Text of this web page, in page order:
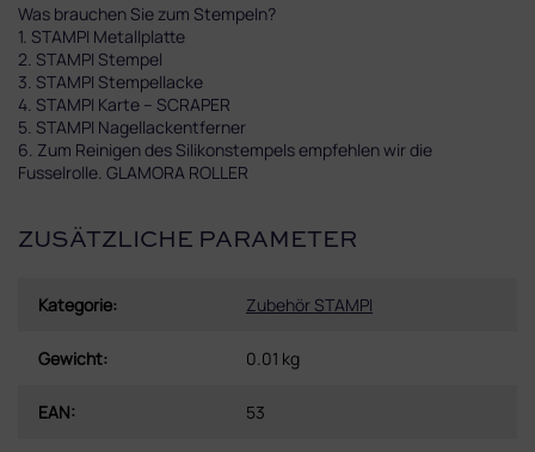
Was brauchen Sie zum Stempeln?
1. STAMPI Metallplatte
2. STAMPI Stempel
3. STAMPI Stempellacke
4. STAMPI Karte – SCRAPER
5. STAMPI Nagellackentferner
6. Zum Reinigen des Silikonstempels empfehlen wir die
Fusselrolle. GLAMORA ROLLER
ZUSÄTZLICHE PARAMETER
Kategorie: Zubehör STAMPI
Gewicht: 0.01 kg
EAN: 53